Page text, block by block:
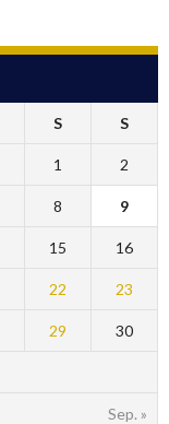
S S
Sep. »
1 2
8 9
15 16
22 23
29 30